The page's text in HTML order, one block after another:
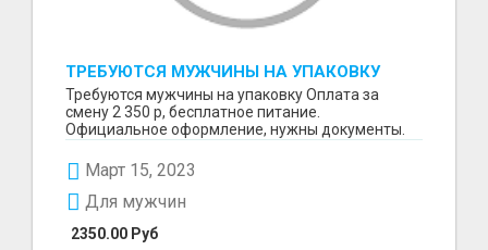
ТРЕБУЮТСЯ МУЖЧИНЫ НА УПАКОВКУ
Требуются мужчины на упаковку Оплата за
смену 2 350 р, бесплатное питание.
Официальное оформление, нужны документы.
Март 15, 2023
2350.00 Руб
Для мужчин